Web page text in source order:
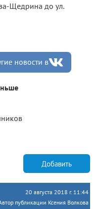
Щедрина до ул.
новости в
Добавить
20 августа 2018 г. 11:44
публикации Ксения Волкова